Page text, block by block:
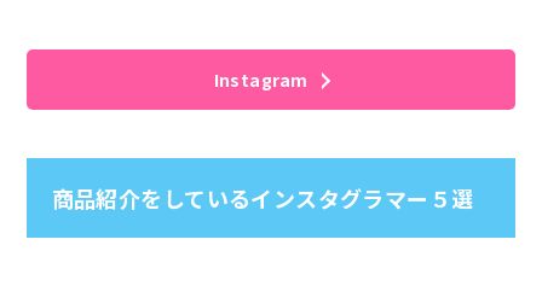
Instagram
商品紹介をしているインスタグラマー５選